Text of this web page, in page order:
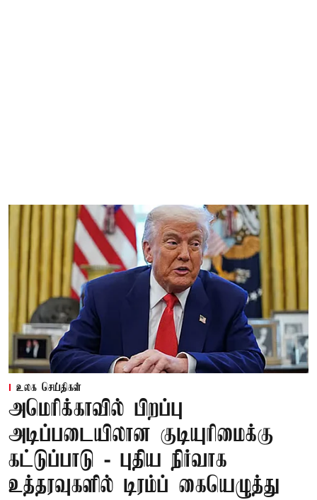
உலக செய்திகள்
அமெரிக்காவில் பிறப்பு
அடிப்படையிலான குடியுரிமைக்கு
கட்டுப்பாடு - புதிய நிர்வாக
உத்தரவுகளில் டிரம்ப் கையெழுத்து